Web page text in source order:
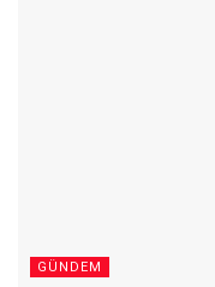
GÜNDEM